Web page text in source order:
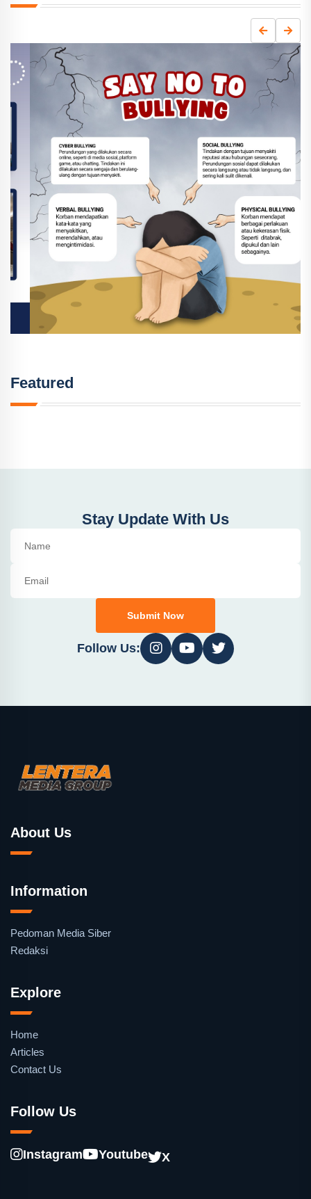
Featured
Stay Update With Us
Submit Now
Follow Us:
About Us
Information
Pedoman Media Siber
Redaksi
Explore
Home
Articles
Contact Us
Follow Us
Instagram Youtube X